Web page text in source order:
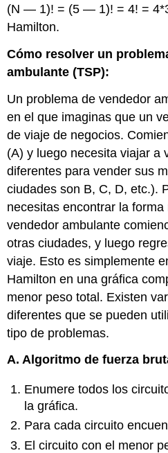
(N — 1)! = (5 — 1)! = 4! =
Hamilton.
Cómo resolver un
ambulante (TSP):
Un problema de vendedor
en el que imaginas que un
de viaje de negocios.
(A) y luego necesita viajar a
diferentes para vender sus
ciudades son B, C, D, etc.).
necesitas encontrar la
vendedor ambulante
otras ciudades, y luego
viaje. Esto es simplemente
Hamilton en una gráfica
menor peso total. Existen
diferentes que se pueden
tipo de problemas.
A. Algoritmo de fuerza
Enumere todos los
la gráfica.
Para cada circuito
El circuito con el menor